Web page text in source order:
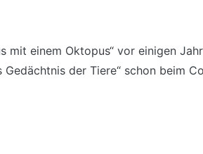
mit einem Oktopus“ vor einigen
der Tiere“ schon beim